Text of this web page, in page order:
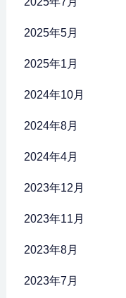
2025年5月
2025年1月
2024年10月
2024年8月
2024年4月
2023年12月
2023年11月
2023年8月
2023年7月